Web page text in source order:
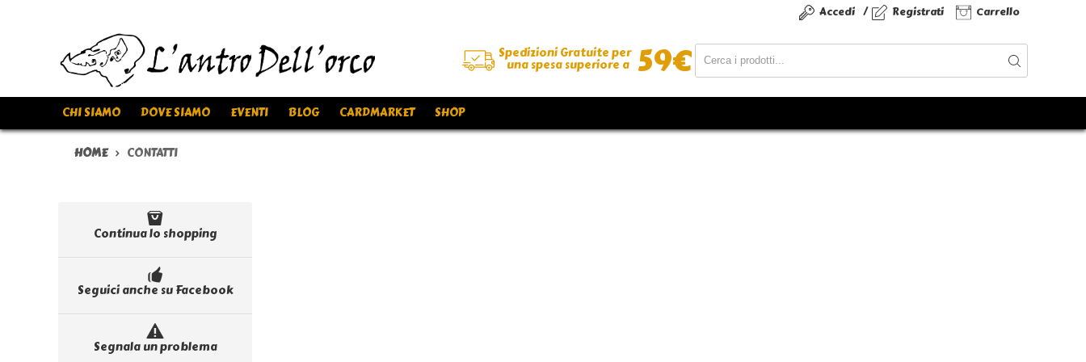
Accedi / Registrati Carrello
Spedizioni Gratuite per
una spesa superiore a 59€
CHI SIAMO DOVE SIAMO EVENTI BLOG CARDMARKET SHOP
HOME CONTATTI
Continua lo shopping
Seguici anche su Facebook
Segnala un problema